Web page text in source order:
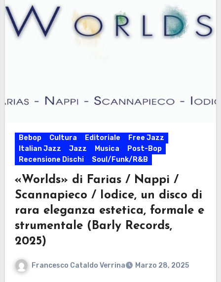
Bebop Cultura Editoriale
Free Jazz
Italian Jazz
Jazz Musica
Post-Bop
Recensione Dischi
Soul/Funk/R&B
«Worlds» di Farias / Nappi /
Scannapieco / Iodice, un disco di
rara eleganza estetica, formale e
strumentale (Barly Records,
2025)
Francesco Cataldo Verrina Marzo 28, 2025